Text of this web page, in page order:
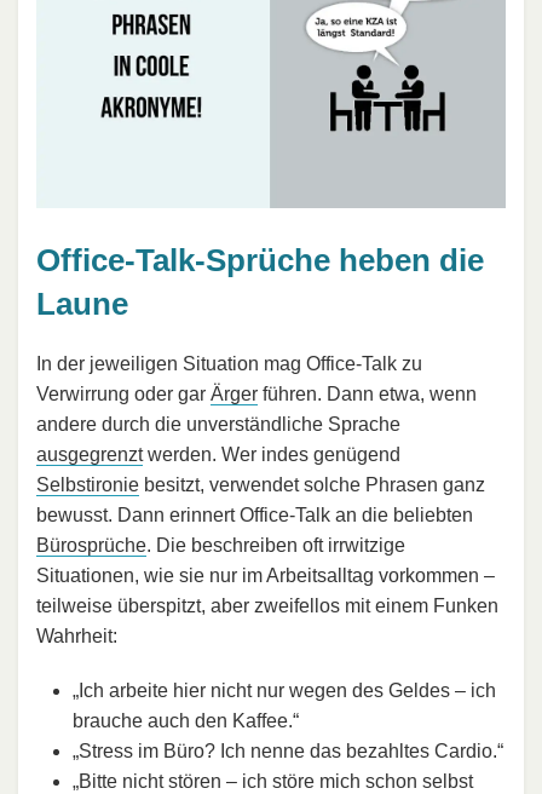
Office-Talk-Sprüche heben die
Laune
In der jeweiligen Situation mag Office-Talk zu
Verwirrung oder gar Ärger führen. Dann etwa, wenn
andere durch die unverständliche Sprache
ausgegrenztwerden. Wer indes genügend
Selbstironie besitzt, verwendet solche Phrasen ganz
bewusst. Dann erinnert Office-Talk an die beliebten
Bürosprüche. Die beschreiben oft irrwitzige
Situationen, wie sie nur im Arbeitsalltag vorkommen –
teilweise überspitzt, aber zweifellos mit einem Funken
Wahrheit:
„Ich arbeite hier nicht nur wegen des Geldes – ich
brauche auch den Kaffee.“
„Stress im Büro? Ich nenne das bezahltes Cardio.“
„Bitte nicht stören – ich störe mich schon selbst